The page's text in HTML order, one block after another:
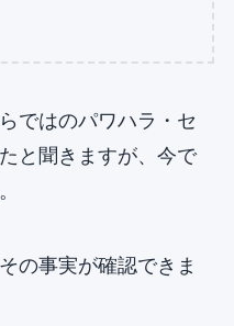
ではのパワハラ・セ
と聞きますが、今で
の事実が確認できま